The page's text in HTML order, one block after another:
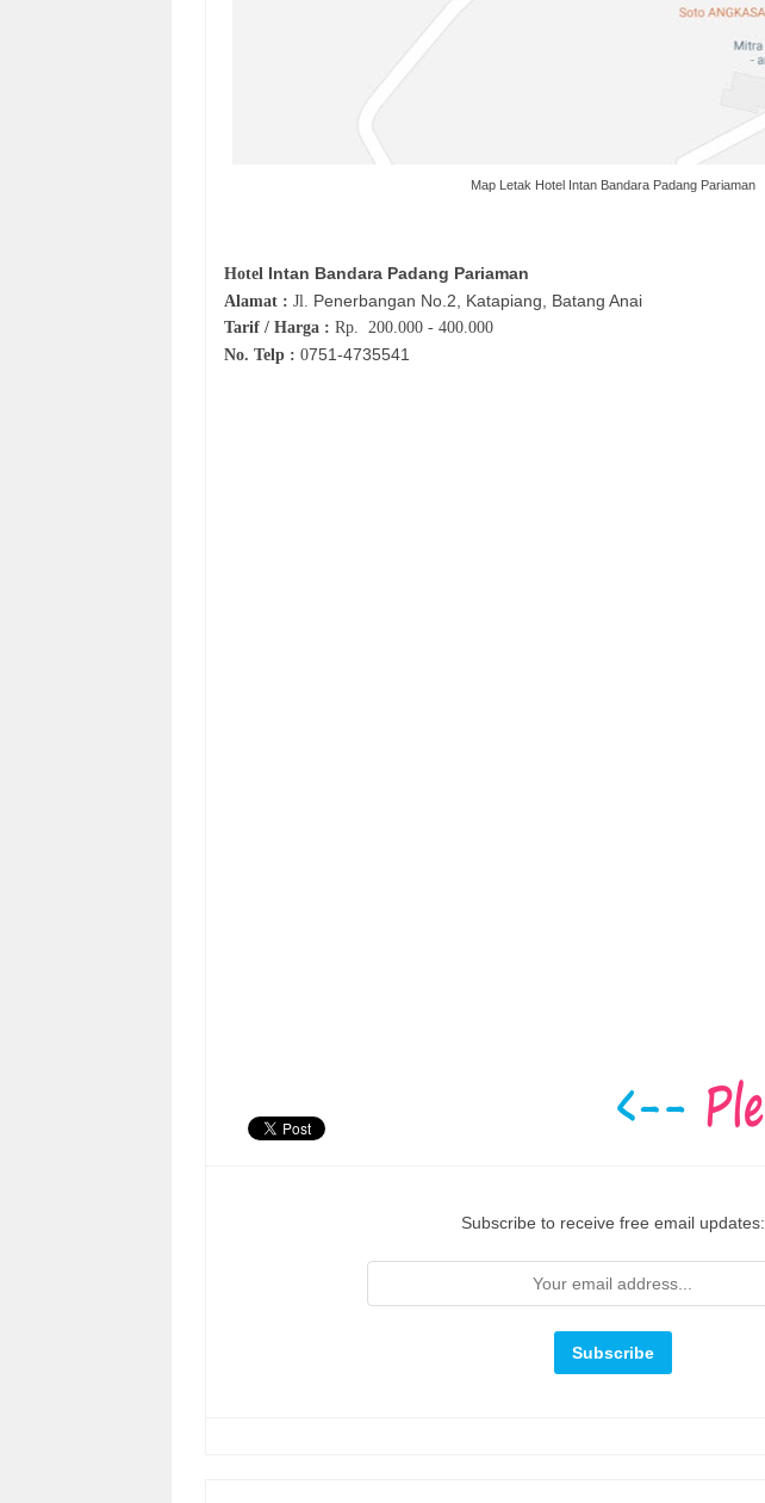
Map Letak Hotel Intan Bandara Padang Pariaman
Hotel Intan Bandara Padang Pariaman
Alamat : Jl. Penerbangan No.2, Katapiang, Batang Anai
Tarif / Harga : Rp. 200.000 - 400.000
No. Telp : 0751-4735541
Subscribe to receive free email updates: